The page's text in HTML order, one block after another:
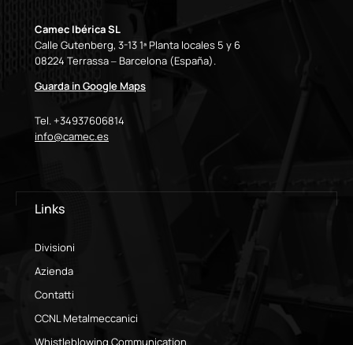
Camec Ibérica SL
Calle Gutenberg, 3-13 1ª Planta locales 5 y 6
08224 Terrassa – Barcelona (España).
Guarda in Google Maps
Tel. +34937606814
info@camec.es
Links
Divisioni
Azienda
Contatti
CCNL Metalmeccanici
Whistleblowing Communication